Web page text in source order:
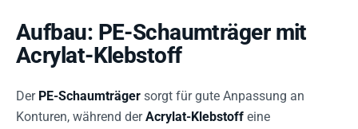
Aufbau: PE-Schaumträger mit
Acrylat-Klebstoff
Der PE-Schaumträger sorgt für gute Anpassung an
Konturen, während derAcrylat-Klebstoff eine